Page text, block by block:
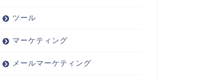
ツール
マーケティング
メールマーケティング